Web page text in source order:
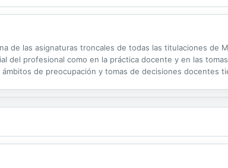
de las asignaturas troncales de todas las titulaciones
del profesional como en la práctica docente y en las
de preocupación y tomas de decisiones docentes